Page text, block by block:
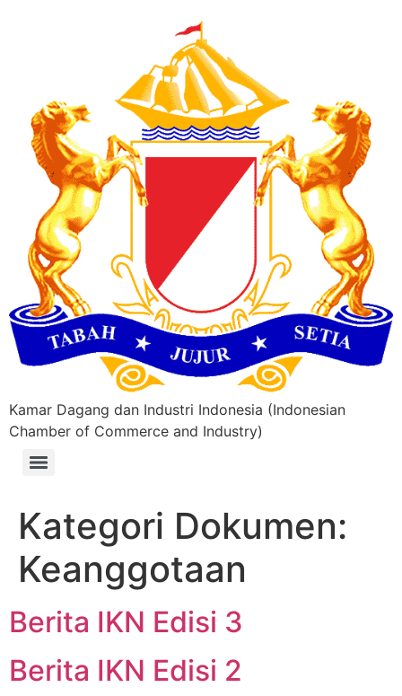
Kamar Dagang dan Industri Indonesia (Indonesian
Chamber of Commerce and Industry)
Kategori Dokumen:
Keanggotaan
Berita IKN Edisi 3
Berita IKN Edisi 2